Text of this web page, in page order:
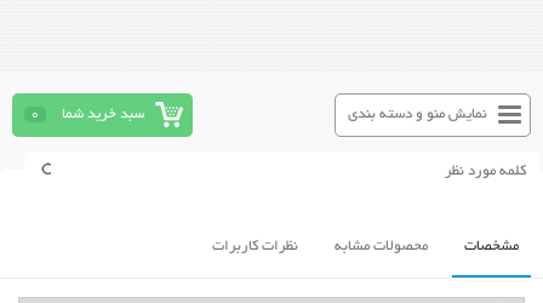
سبد خرید شما 0 نمایش منو و دسته بندی
مشخصات محصولات مشابه نظرات کاربرات